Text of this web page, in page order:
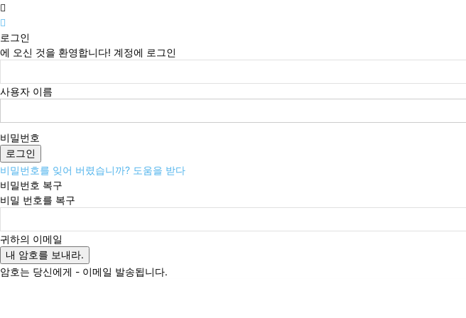
로그인
에 오신 것을 환영합니다! 계정에 로그인
사용자 이름
비밀번호
비밀번호를 잊어 버렸습니까? 도움을 받다
비밀번호 복구
비밀 번호를 복구
귀하의 이메일
암호는 당신에게 - 이메일 발송됩니다.